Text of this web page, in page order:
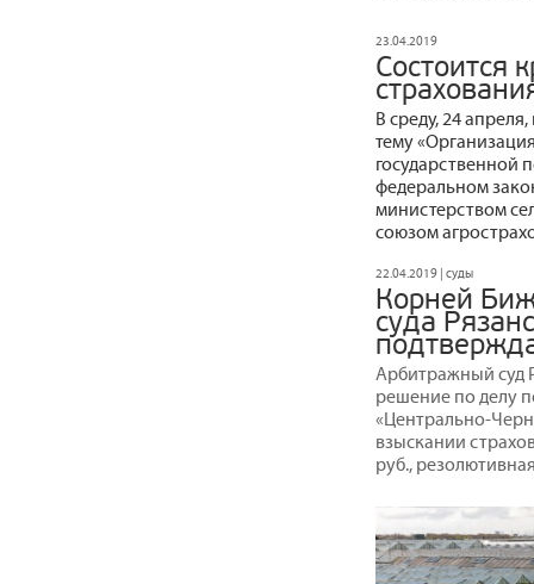
23.04.2019
Состоится
В среду, 24
тему
государственной
федеральном
министерством
союзом
22.04.2019 | суды
Корней
суда
Арбитражный суд
решение по делу
«Центрально-
взыскании
руб.,